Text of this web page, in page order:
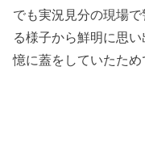
でも実況見分の現場
る様子から鮮明に思
憶に蓋をしていたため